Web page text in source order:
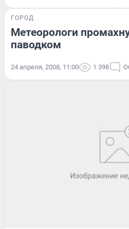
ГОРОД
Метеорологи
паводком
24 апреля, 2008, 11:00 1 398